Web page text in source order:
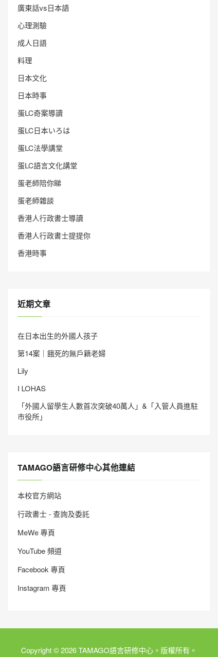
廣東話vs日本語
心理測驗
成人日語
料理
日本文化
日本時事
蛋LC奇案導讀
蛋LC日本いろは
蛋LC法學講堂
蛋LC語言文化講堂
蛋老師陪你睇
蛋老師雜談
香港人行政書士導讀
香港人行政書士提提你
香港時事
近期文章
在日本出生的外國人孩子
第14案｜餓死的無戶籍老婦
Lily
I LOHAS
「外國人留學生人數首次突破40萬人」&「入管人員進駐
市役所」
TAMAGO語言研修中心其他連結
本校官方網站
行政書士 - 查詢及委託
MeWe 專頁
YouTube 頻道
Facebook 專頁
Instagram 專頁
Copyright © 2026 TAMAGO語言研修中心。版權所有。